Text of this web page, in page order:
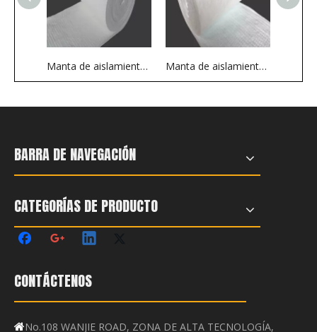
Manta de aislamiento de fibra de cerámica refractaria Manta de aislamiento de fibra de cerámica bio soluble
BARRA DE NAVEGACIÓN
CATEGORÍAS DE PRODUCTO
CONTÁCTENOS
No.108 WANJIE ROAD, ZONA DE ALTA TECNOLOGÍA,